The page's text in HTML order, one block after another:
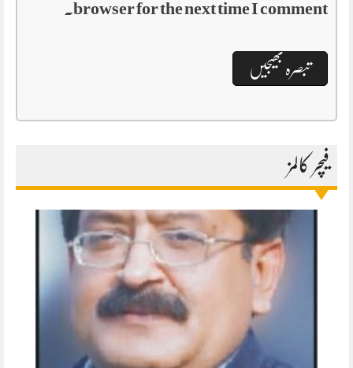
browser for the next time I comment.
فیچر کالمز